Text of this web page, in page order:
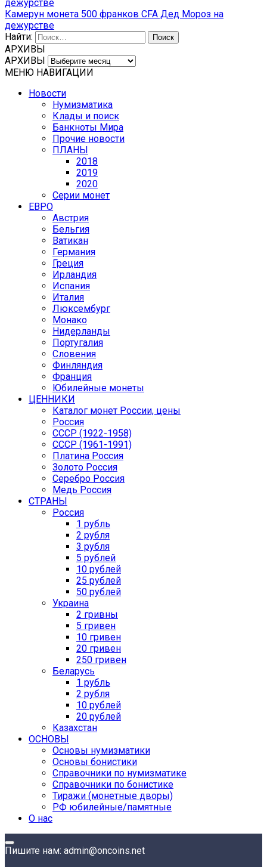
Камерун монета 500 франков CFA Дед Мороз на
дежурстве
Найти:
АРХИВЫ
АРХИВЫ
МЕНЮ НАВИГАЦИИ
Новости
Нумизматика
Клады и поиск
Банкноты Мира
Прочие новости
ПЛАНЫ
2018
2019
2020
Серии монет
ЕВРО
Австрия
Бельгия
Ватикан
Германия
Греция
Ирландия
Испания
Италия
Люксембург
Монако
Нидерланды
Португалия
Словения
Финляндия
Франция
Юбилейные монеты
ЦЕННИКИ
Каталог монет России, цены
Россия
СССР (1922-1958)
CCCР (1961-1991)
Платина Россия
Золото Россия
Серебро Россия
Медь Россия
СТРАНЫ
Россия
1 рубль
2 рубля
3 рубля
5 рублей
10 рублей
25 рублей
50 рублей
Украина
2 гривны
5 гривен
10 гривен
20 гривен
250 гривен
Беларусь
1 рубль
2 рубля
10 рублей
20 рублей
Казахстан
ОСНОВЫ
Основы нумизматики
Основы бонистики
Справочники по нумизматике
Справочники по бонистике
Тиражи (монетные дворы)
РФ юбилейные/памятные
О нас
Пишите нам: admin@oncoins.net